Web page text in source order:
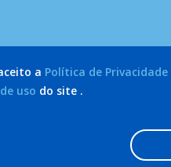
a Política de Privacidade
uso do site .